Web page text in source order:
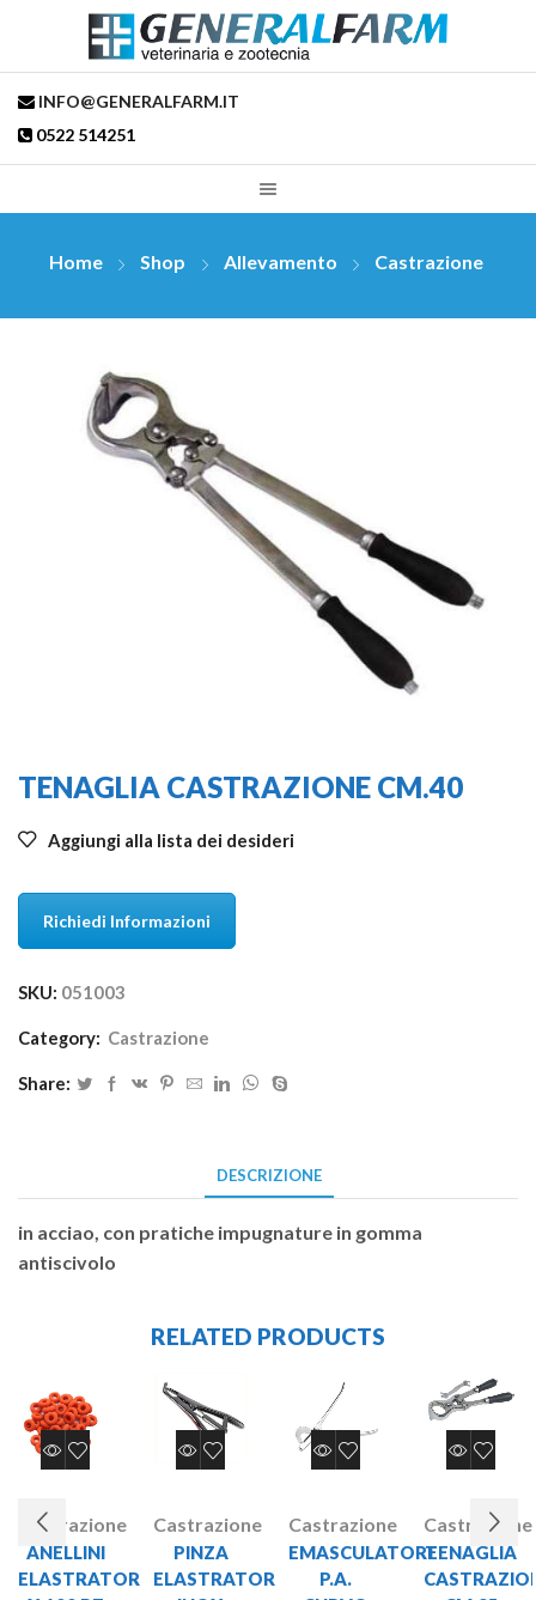
INFO@GENERALFARM.IT
0522 514251
Home Shop Allevamento Castrazione
TENAGLIA CASTRAZIONE CM.40
Aggiungi alla lista dei desideri
Richiedi Informazioni
SKU: 051003
Category: Castrazione
Share:
DESCRIZIONE
in acciao, con pratiche impugnature in gomma
antiscivolo
RELATED PRODUCTS
Castrazione
ANELLINI
ELASTRATOR
Castrazione
PINZA
ELASTRATOR
Castrazione
EMASCULATORE
P.A.
Castrazione
TENAGLIA